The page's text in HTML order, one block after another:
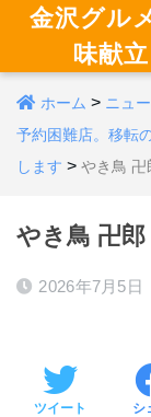
金沢グル
味献
ホーム > ニュ
予約困難店。移転
します > やき鳥 卍
やき鳥 卍
2026年7月5日
ツイート シ